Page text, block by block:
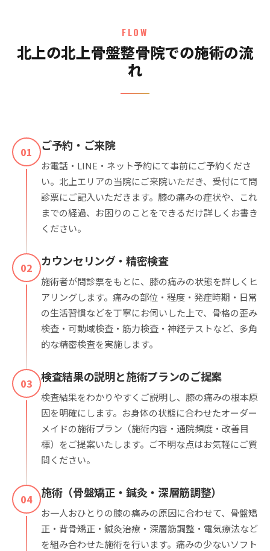
FLOW
北上の北上骨盤整骨院での施術の流
れ
01 ご予約・ご来院
お電話・LINE・ネット予約にて事前にご予約くださ
い。北上エリアの当院にご来院いただき、受付にて問
診票にご記入いただきます。膝の痛みの症状や、これ
までの経過、お困りのことをできるだけ詳しくお書き
ください。
02 カウンセリング・精密検査
施術者が問診票をもとに、膝の痛みの状態を詳しくヒ
アリングします。痛みの部位・程度・発症時期・日常
の生活習慣などを丁寧にお伺いした上で、骨格の歪み
検査・可動域検査・筋力検査・神経テストなど、多角
的な精密検査を実施します。
03 検査結果の説明と施術プランのご提案
検査結果をわかりやすくご説明し、膝の痛みの根本原
因を明確にします。お身体の状態に合わせたオーダー
メイドの施術プラン（施術内容・通院頻度・改善目
標）をご提案いたします。ご不明な点はお気軽にご質
問ください。
04 施術（骨盤矯正・鍼灸・深層筋調整）
お一人おひとりの膝の痛みの原因に合わせて、骨盤矯
正・背骨矯正・鍼灸治療・深層筋調整・電気療法など
を組み合わせた施術を行います。痛みの少ないソフト